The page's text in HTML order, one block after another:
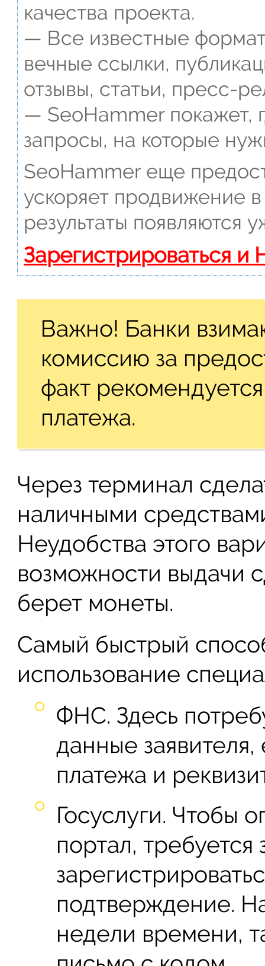
качества проекта.
— Все известные
вечные ссылки,
отзывы, статьи, пресс-
— SeoHammer покажет,
запросы, на которые
SeoHammer еще
ускоряет продвижение
результаты появляются
Зарегистрироваться и
Важно! Банки
комиссию за
факт
платежа.
Через терминал
наличными
Неудобства этого
возможности выдачи
берет монеты.
Самый быстрый
использование
ФНС. Здесь
данные
платежа и
Госуслуги. Чтобы
портал, требуется
подтверждение.
недели времени,